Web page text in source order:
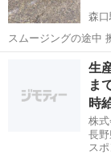
森口
スムージングの途中
東筑摩郡
生
ま
時
株
長
ス